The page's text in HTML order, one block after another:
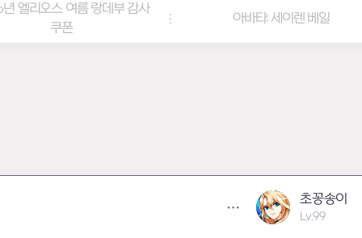
엘리오스 여름 랑데부 감사
쿠폰
아바타: 세이렌 베일
초꽁송이
Lv.99